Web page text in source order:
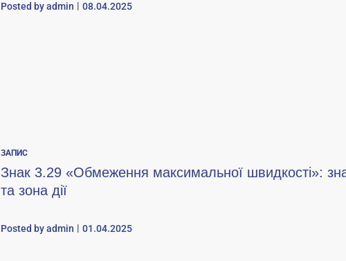
Posted byadmin 08.04.2025
ЗАПИС
Знак 3.29 «Обмеження максимальної швидкості»:
та зона дії
Posted byadmin 01.04.2025